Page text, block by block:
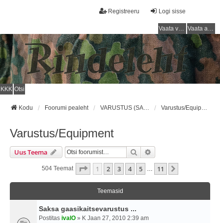
Logi sisse
Registreeru
Vaata vastamata teemasi Vaata aktiivseid teemasid
KKK Otsi
Kodu Foorumi pealeht VARUSTUS (SAKSA SÕJAVÄGI) / EQUIPMENT (GERMAN ARMY) Varustus/Equipment
Varustus/Equipment
Uus Teema Otsi
504 Teemat . Leht11 -st
1 2 3 4 5 … 11
Teemasid
Saksa gaasikaitsevarustus ...
Postitas ivalO » K Jaan 27, 2010 2:39 am